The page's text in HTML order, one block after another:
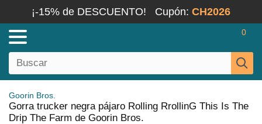
¡-15% de DESCUENTO! Cupón: CH2026
0
Goorin Bros.
Gorra trucker negra pájaro Rolling RrollinG This Is The
Drip The Farm de Goorin Bros.